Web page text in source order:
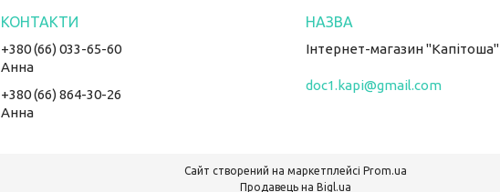
+380 (66) 033-65-60
Анна
+380 (66) 864-30-26
Анна
Інтернет-магазин "Капітоша"
doc1.kapi@gmail.com
Сайт створений на маркетплейсі Prom.ua
Продавець на Bigl.ua